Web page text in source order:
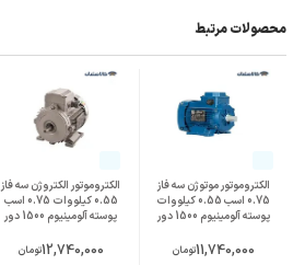
محصولات مرتبط
الکتروموتور موتوژن سه فاز
0.75 اسب 0.55 کیلووات
پوسته آلومینیوم 1500 دور
11,740,000تومان
الکتروموتور الکتروژن سه فاز
0.55 کیلووات 0.75 اسب
پوسته آلومینیوم 1500 دور
12,740,000تومان